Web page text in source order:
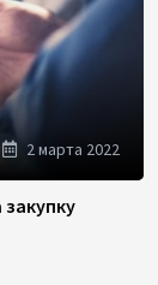
2 марта 2022